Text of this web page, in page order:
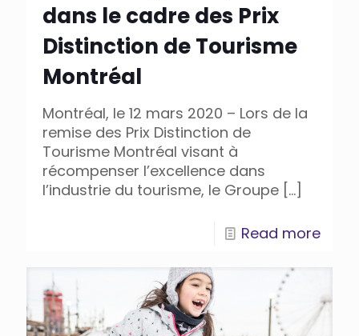
dans le cadre des Prix
Distinction de Tourisme
Montréal
Montréal, le 12 mars 2020 – Lors de la
remise des Prix Distinction de
Tourisme Montréal visant à
récompenser l’excellence dans
l’industrie du tourisme, le Groupe […]
Read more